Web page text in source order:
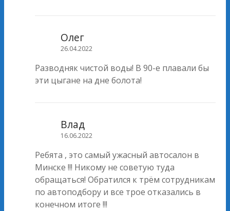
Олег
26.04.2022
Разводняк чистой воды! В 90-е плавали бы
эти цыгане на дне болота!
Влад
16.06.2022
Ребята , это самый ужасный автосалон в
Минске !!! Никому не советую туда
обращаться! Обратился к трём сотрудникам
по автоподбору и все трое отказались в
конечном итоге !!!